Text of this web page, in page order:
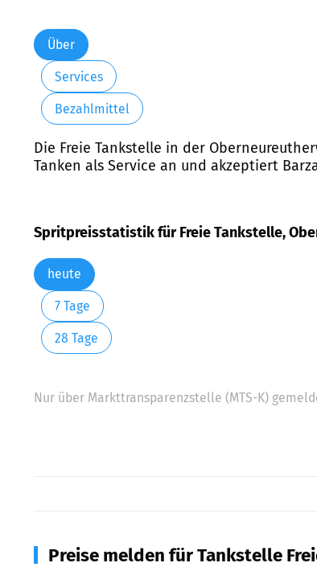
Über
Services
Bezahlmittel
Die Freie Tankstelle in der
Tanken als Service an und akzeptiert
Spritpreisstatistik für Freie Tankstelle,
heute
7 Tage
28 Tage
Nur über Markttransparenzstelle (MTS-K)
Preise melden für Tankstelle